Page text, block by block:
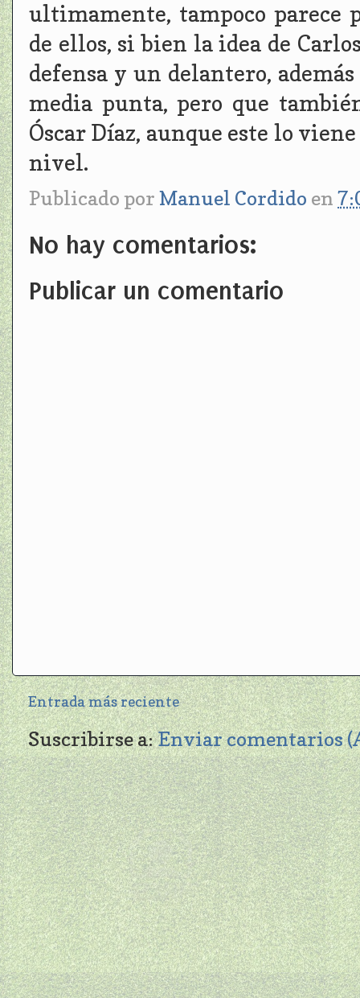
ultimamente, tampoco parece
de ellos, si bien la idea de
defensa y un delantero,
media punta, pero que
Óscar Díaz, aunque este lo
nivel.
Publicado por Manuel Cordido en
No hay comentarios:
Publicar un comentario
Entrada más reciente
Suscribirse a:Enviar comentarios